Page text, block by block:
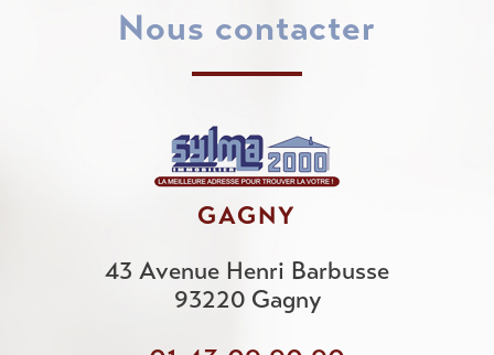
nous contacter
GAGNY
43 Avenue Henri Barbusse
93220 Gagny